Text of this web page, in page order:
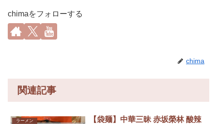
chimaをフォローする
chima
関連記事
ラーメン
【袋麺】中華三昧 赤坂榮林 酸辣